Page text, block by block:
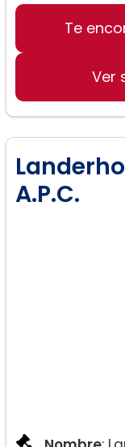
Te
Ver
A.P.C.